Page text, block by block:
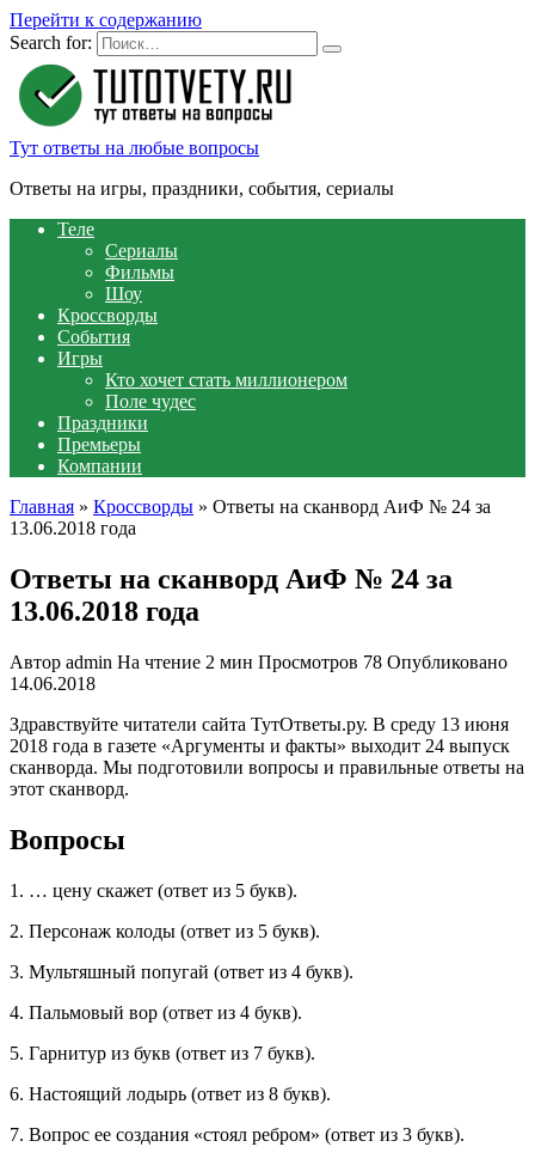
Перейти к содержанию
Search for:
Тут ответы на любые вопросы
Ответы на игры, праздники, события, сериалы
Теле
Сериалы
Фильмы
Шоу
Кроссворды
События
Игры
Кто хочет стать миллионером
Поле чудес
Праздники
Премьеры
Компании
Главная » Кроссворды » Ответы на сканворд АиФ № 24 за
13.06.2018 года
Ответы на сканворд АиФ № 24 за
13.06.2018 года
Автор admin На чтение 2 мин Просмотров 78 Опубликовано
14.06.2018
Здравствуйте читатели сайта ТутОтветы.ру. В среду 13 июня
2018 года в газете «Аргументы и факты» выходит 24 выпуск
сканворда. Мы подготовили вопросы и правильные ответы на
этот сканворд.
Вопросы
1. … цену скажет (ответ из 5 букв).
2. Персонаж колоды (ответ из 5 букв).
3. Мультяшный попугай (ответ из 4 букв).
4. Пальмовый вор (ответ из 4 букв).
5. Гарнитур из букв (ответ из 7 букв).
6. Настоящий лодырь (ответ из 8 букв).
7. Вопрос ее создания «стоял ребром» (ответ из 3 букв).